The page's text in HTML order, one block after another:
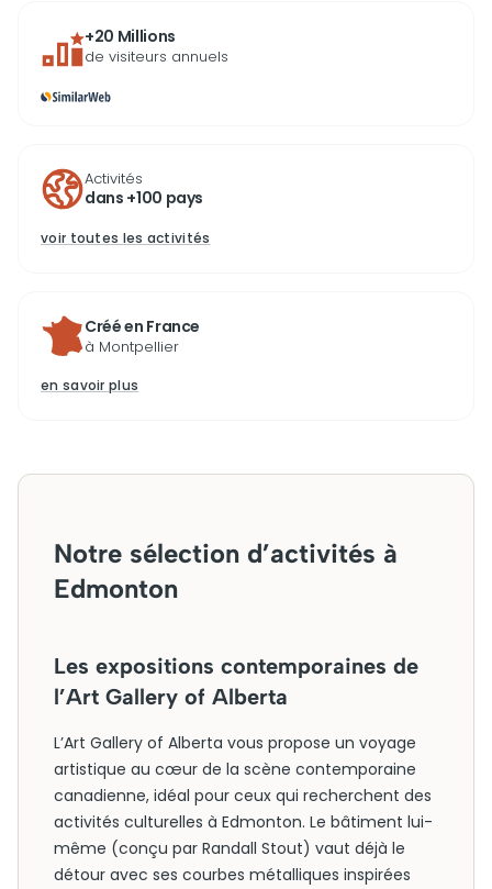
+20 Millions
de visiteurs annuels
Activités
dans +100 pays
voir toutes les activités
Créé en France
à Montpellier
en savoir plus
Notre sélection d’activités à
Edmonton
Les expositions contemporaines de
l’Art Gallery of Alberta
L’Art Gallery of Alberta vous propose un voyage
artistique au cœur de la scène contemporaine
canadienne, idéal pour ceux qui recherchent des
activités culturelles à Edmonton. Le bâtiment lui-
même (conçu par Randall Stout) vaut déjà le
détour avec ses courbes métalliques inspirées